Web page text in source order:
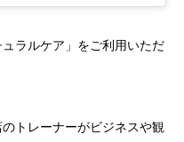
ラルケア」をご利用いただ
トレーナーがビジネスや観